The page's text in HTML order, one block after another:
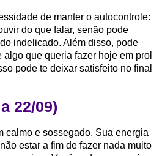
de manter o autocontrole:
do que falar, senão pode
indelicado. Além disso, pode
que queria fazer hoje em prol
pode te deixar satisfeito no final
22/09)
calmo e sossegado. Sua energia
estar a fim de fazer nada muito